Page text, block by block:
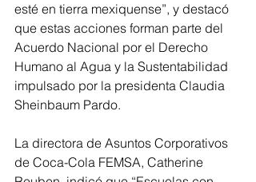
esté en tierra mexiquense”, y destacó
que estas acciones forman parte del
Acuerdo Nacional por el Derecho
Humano al Agua y la Sustentabilidad
impulsado por la presidenta Claudia
Sheinbaum Pardo.
La directora de Asuntos Corporativos
de Coca-Cola FEMSA, Catherine